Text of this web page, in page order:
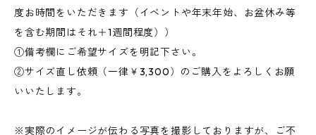
度お時間をいただきます（イベントや年末年始、お盆休み等
を含む期間はそれ＋1週間程度））
①備考欄にご希望サイズを明記下さい。
②サイズ直し依頼（一律￥3,300）のご購入をよろしくお願
いいたします。
※実際のイメージが伝わる写真を撮影しておりますが、ご不